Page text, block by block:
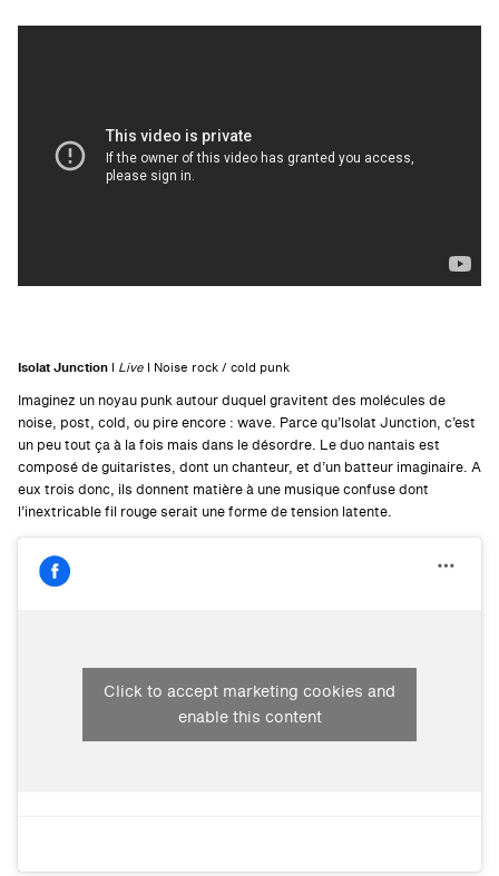
Isolat JunctionI LiveI Noise rock / cold punk
Imaginez un noyau punk autour duquel gravitent des molécules de
noise, post, cold, ou pire encore : wave. Parce qu’Isolat Junction, c’est
un peu tout ça à la fois mais dans le désordre. Le duo nantais est
composé de guitaristes, dont un chanteur, et d’un batteur imaginaire. A
eux trois donc, ils donnent matière à une musique confuse dont
l’inextricable fil rouge serait une forme de tension latente.
Click to accept marketing cookies and
enable this content